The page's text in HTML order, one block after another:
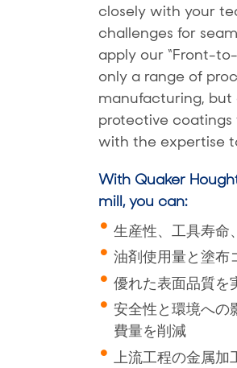
closely with your
challenges for
apply our “Front-
only a range of
manufacturing, but
protective
with the expertise
With Quaker
mill, you can:
生産性、工具寿命
油剤使用量と塗布
優れた表面品質を
安全性と環境への
費量を削減
上流工程の金属加